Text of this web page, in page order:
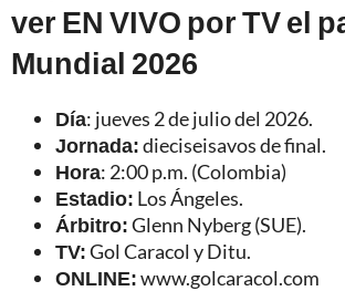
ver EN VIVO por TV el
Mundial 2026
Día: jueves 2 de julio del 2026.
Jornada:dieciseisavos de final.
Hora: 2:00 p.m. (Colombia)
Estadio: Los Ángeles.
Árbitro:Glenn Nyberg (SUE).
TV:Gol Caracol y Ditu.
ONLINE:www.golcaracol.com